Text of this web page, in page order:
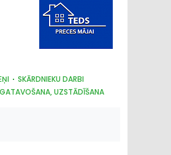
SKĀRDNIEKU DARBI
UZSTĀDĪŠANA